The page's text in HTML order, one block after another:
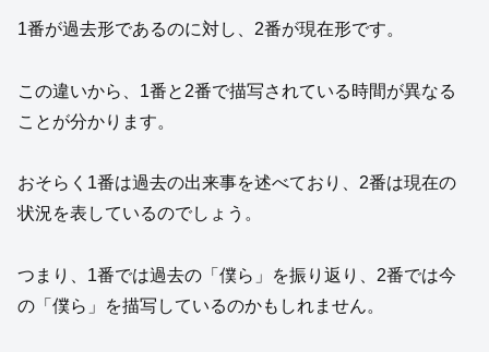
1番が過去形であるのに対し、2番が現在形です。
この違いから、1番と2番で描写されている時間が異なる
ことが分かります。
おそらく1番は過去の出来事を述べており、2番は現在の
状況を表しているのでしょう。
つまり、1番では過去の「僕ら」を振り返り、2番では今
の「僕ら」を描写しているのかもしれません。